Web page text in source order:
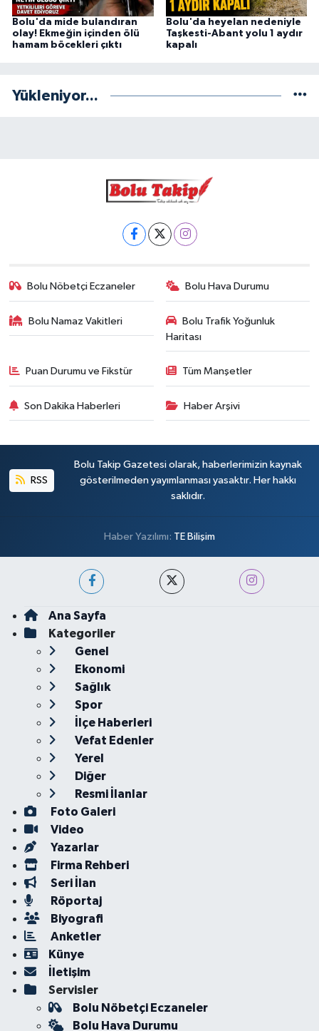
Bolu'da mide bulandıran
olay! Ekmeğin içinden ölü
hamam böcekleri çıktı
Bolu'da heyelan nedeniyle
Taşkesti-Abant yolu 1 aydır
kapalı
Yükleniyor...
Bolu Nöbetçi Eczaneler Bolu Hava Durumu
Bolu Namaz Vakitleri
Bolu Trafik Yoğunluk
Haritası
Puan Durumu ve Fikstür Tüm Manşetler
Son Dakika Haberleri Haber Arşivi
RSS
Bolu Takip Gazetesi olarak, haberlerimizin kaynak
gösterilmeden yayımlanması yasaktır. Her hakkı
saklıdır.
Haber Yazılımı: TE Bilişim
Ana Sayfa
Kategoriler
Genel
Ekonomi
Sağlık
Spor
İlçe Haberleri
Vefat Edenler
Yerel
Diğer
Resmi İlanlar
Foto Galeri
Video
Yazarlar
Firma Rehberi
Seri İlan
Röportaj
Biyografi
Anketler
Künye
İletişim
Servisler
Bolu Nöbetçi Eczaneler
Bolu Hava Durumu